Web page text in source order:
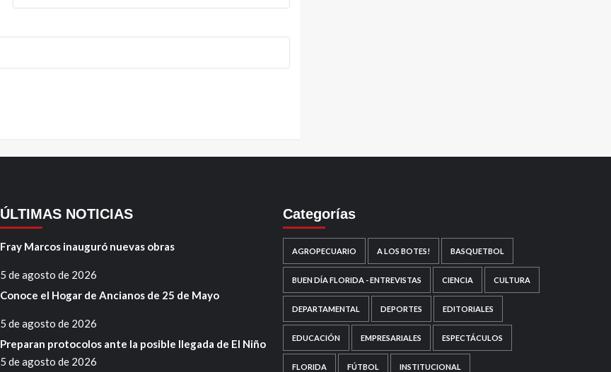
ÚLTIMAS NOTICIAS
Fray Marcos inauguró nuevas obras
5 de agosto de 2026
Conoce el Hogar de Ancianos de 25 de Mayo
5 de agosto de 2026
Preparan protocolos ante la posible llegada de El Niño
5 de agosto de 2026
Categorías
AGROPECUARIO A LOS BOTES! BASQUETBOL
BUEN DÍA FLORIDA - ENTREVISTAS CIENCIA CULTURA
DEPARTAMENTAL DEPORTES EDITORIALES
EDUCACIÓN EMPRESARIALES ESPECTÁCULOS
FLORIDA FÚTBOL INSTITUCIONAL